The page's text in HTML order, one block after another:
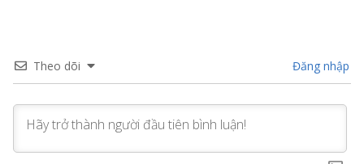
Theo dõi Đăng nhập